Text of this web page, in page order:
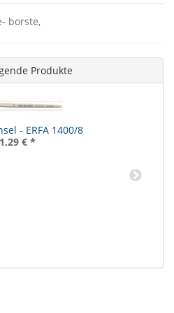
borste,
Produkte
- ERFA 1400/8
1,29 € *